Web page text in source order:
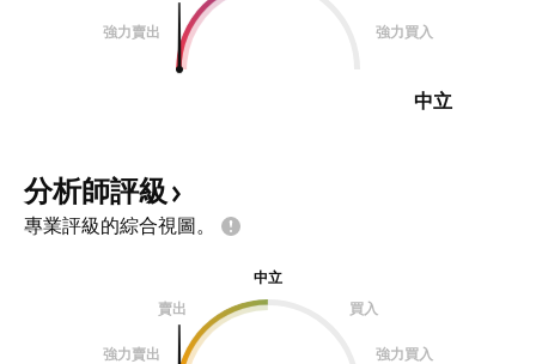
強力賣出 強力買入
中立
分析師評級
專業評級的綜合視圖。
中立
賣出
買入
強力賣出 強力買入